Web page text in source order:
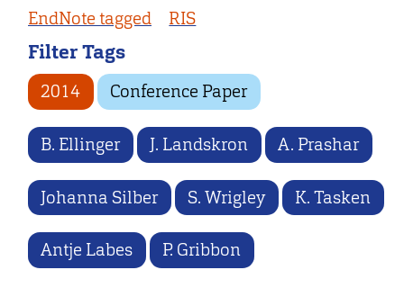
EndNote tagged
RIS
Filter Tags
2014 Conference Paper
B. Ellinger J. Landskron A. Prashar
Johanna Silber S. Wrigley K. Tasken
Antje Labes P. Gribbon